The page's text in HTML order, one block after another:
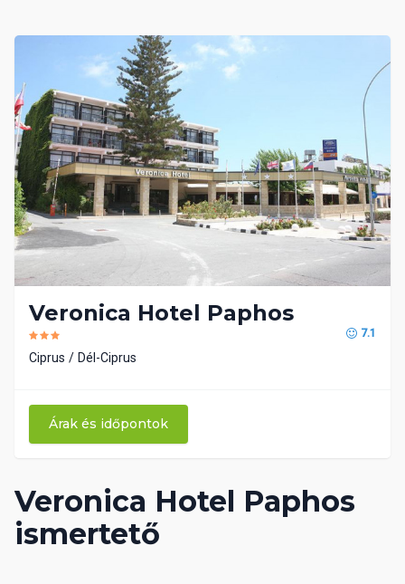
Veronica Hotel Paphos
ismertető
Veronica Hotel Paphos
7.1
Ciprus Dél-Ciprus
Árak és időpontok